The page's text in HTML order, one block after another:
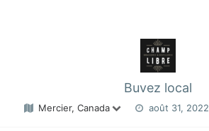
Buvez local
Mercier, Canada août 31, 2022